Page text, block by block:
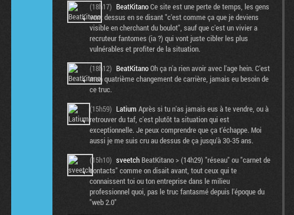
(18h17) BeatKitanoCe site est une perte de temps, les gens
vont dessus en se disant "c'est comme ça que je deviens
visible en cherchant du boulot", sauf que c'est un vivier a
recruteur fantomes (ia ?) qui vont juste cibler les plus
vulnérables et profiter de la situation.
(18h12) BeatKitanoOh ça n'a rien avoir avec l'age hein. C'est
mon quatrième changement de carrière, jamais eu besoin de
ce truc.
(15h59) Latium Après si tu n'as jamais eus à te vendre, ou à
retrouver du taf, c'est plutôt ta situation qui est
exceptionnelle. Je peux comprendre que ça t'échappe. Moi
aussi je me suis cru au dessus de ça jusqu'à 30-35 ans.
(15h10) sveetch BeatKitano > (14h29) "réseau" ou "carnet de
contacts" comme on disait avant, tout ceux qui te
connaissent toi ou ton entreprise dans le milieu
professionnel quoi, pas le truc fantasmé depuis l'époque du
"web 2.0"